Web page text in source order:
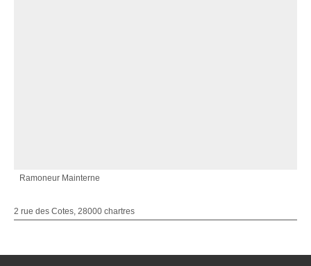
Ramoneur Mainterne
2 rue des Cotes, 28000 chartres